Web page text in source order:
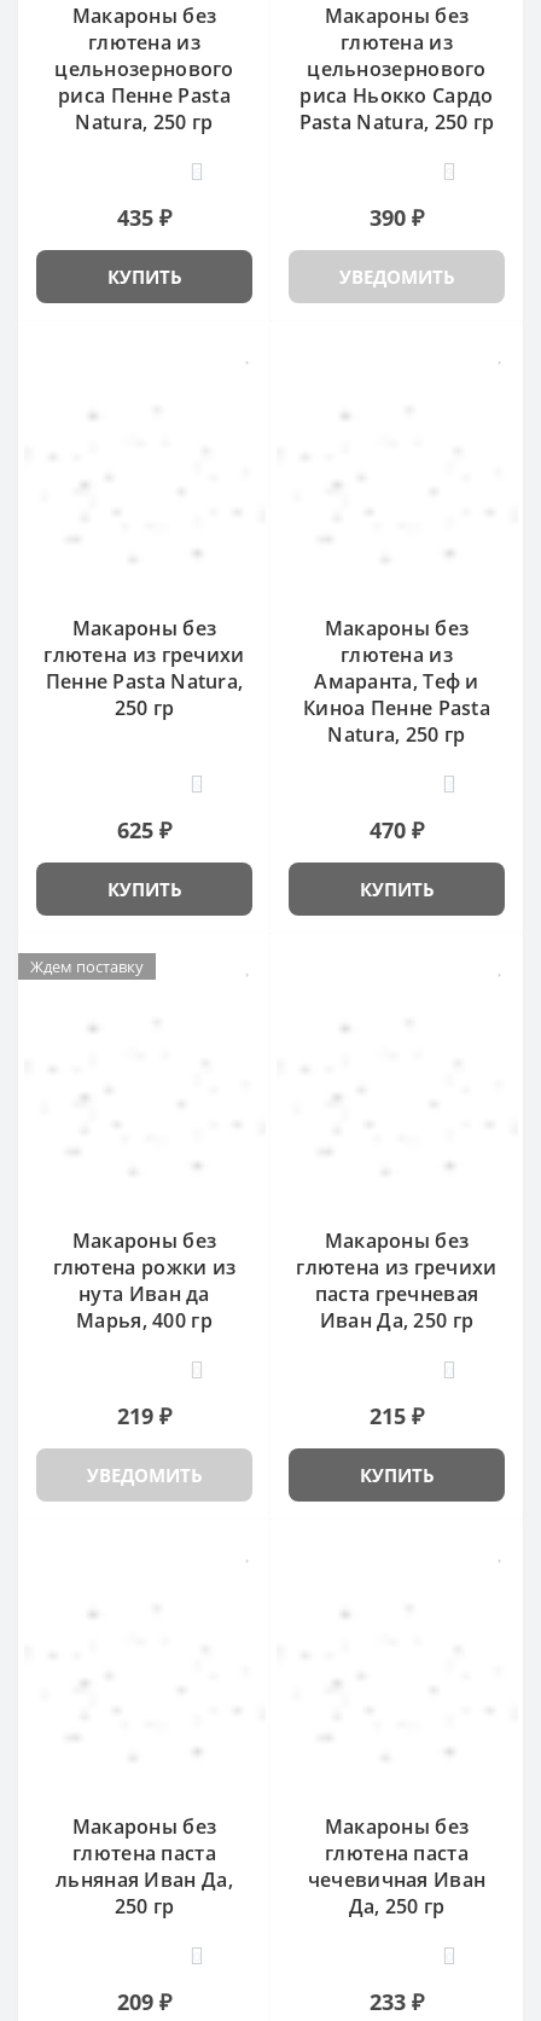
Макароны без
глютена из
цельнозернового
риса Пенне Pasta
Natura, 250 гр
435 ₽
КУПИТЬ
Макароны без
глютена из
цельнозернового
риса Ньокко Сардо
Pasta Natura, 250 гр
390 ₽
УВЕДОМИТЬ
Макароны без
глютена из гречихи
Пенне Pasta Natura,
250 гр
625 ₽
КУПИТЬ
Макароны без
глютена из
Амаранта, Теф и
Киноа Пенне Pasta
Natura, 250 гр
470 ₽
КУПИТЬ
Ждем поставку
Макароны без
глютена рожки из
нута Иван да
Марья, 400 гр
219 ₽
УВЕДОМИТЬ
Макароны без
глютена из гречихи
паста гречневая
Иван Да, 250 гр
215 ₽
КУПИТЬ
Макароны без
глютена паста
льняная Иван Да,
250 гр
209 ₽
Макароны без
глютена паста
чечевичная Иван
Да, 250 гр
233 ₽